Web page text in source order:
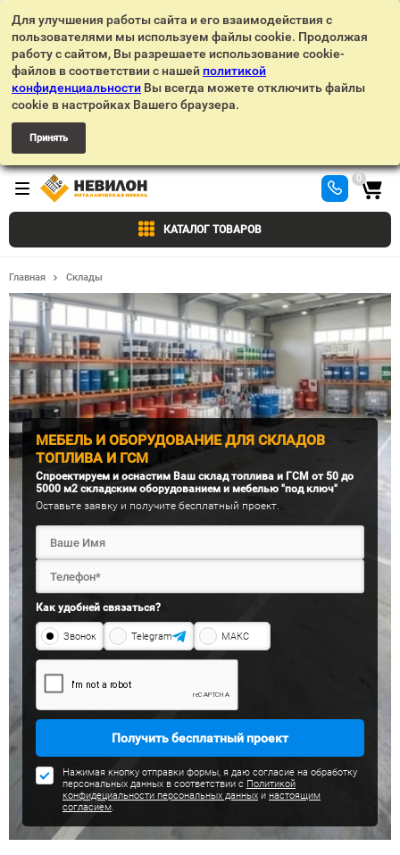
Для улучшения работы сайта и его взаимодействия с
пользователями мы используем файлы cookie. Продолжая
работу с сайтом, Вы разрешаете использование cookie-
файлов в соответствии с нашей политикой
конфиденциальности Вы всегда можете отключить файлы
cookie в настройках Вашего браузера.
Принять
КАТАЛОГ ТОВАРОВ
0
Главная Склады
МЕБЕЛЬ И ОБОРУДОВАНИЕ ДЛЯ СКЛАДОВ
ТОПЛИВА И ГСМ
Спроектируем и оснастим Ваш склад топлива и ГСМ от 50 до
5000 м2 складским оборудованием и мебелью "под ключ"
Оставьте заявку и получите бесплатный проект.
Как удобней связаться?
Звонок Telegram МАКС
Получить бесплатный проект
Нажимая кнопку отправки формы, я даю согласие на обработку
персональных данных в соответствии с Политикой
конфидециальности персональных данных и настоящим
согласием.